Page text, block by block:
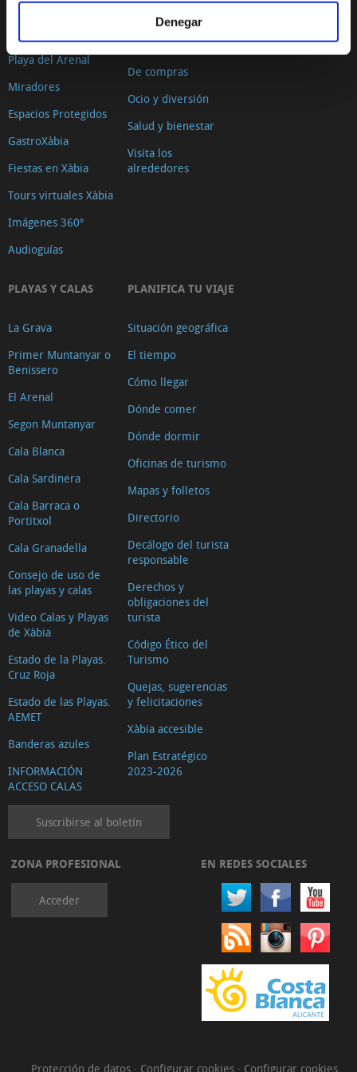
Denegar
Playa del Arenal
Miradores
Espacios Protegidos
GastroXàbia
Fiestas en Xàbia
Tours virtuales Xàbia
Imágenes 360º
Audioguías
Ruta del Arte
Con niños
De compras
Ocio y diversión
Salud y bienestar
Visita los
alrededores
PLAYAS Y CALAS
La Grava
Primer Muntanyar o
Benissero
El Arenal
Segon Muntanyar
Cala Blanca
Cala Sardinera
Cala Barraca o
Portitxol
Cala Granadella
Consejo de uso de
las playas y calas
Video Calas y Playas
de Xàbia
Estado de la Playas.
Cruz Roja
Estado de las Playas.
AEMET
Banderas azules
INFORMACIÓN
ACCESO CALAS
PLANIFICA TU VIAJE
Situación geográfica
El tiempo
Cómo llegar
Dónde comer
Dónde dormir
Oficinas de turismo
Mapas y folletos
Directorio
Decálogo del turista
responsable
Derechos y
obligaciones del
turista
Código Ético del
Turismo
Quejas, sugerencias
y felicitaciones
Xàbia accesible
Plan Estratégico
2023-2026
Suscribirse al boletín
ZONA PROFESIONAL
Acceder
EN REDES SOCIALES
Protección de datos · Configurar cookies · Configurar cookies